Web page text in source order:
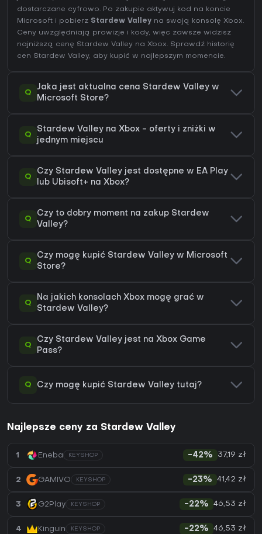
dostarczane cyfrowo. Po zakupie aktywuj kod na koncie
Microsoft i pobierz Stardew Valley na swoją konsolę Xbox.
Ceny uwzględniają prowizje i kody, więc zawsze widzisz
najniższą cenę Stardew Valley na Xbox. Sprawdź historię
cen Stardew Valley, aby kupić w najlepszym momencie.
Q
Jaka jest aktualna cena Stardew Valley w
Microsoft Store?
Q
Stardew Valley na Xbox - oferty i zniżki w
jednym miejscu
Q
Czy Stardew Valley jest dostępne w EA Play
lub Ubisoft+ na Xbox?
Q
Czy to dobry moment na zakup Stardew
Valley?
Q
Czy mogę kupić Stardew Valley w Microsoft
Store?
Q
Na jakich konsolach Xbox mogę grać w
Stardew Valley?
Q
Czy Stardew Valley jest na Xbox Game
Pass?
Q Czy mogę kupić Stardew Valley tutaj?
Najlepsze ceny za Stardew Valley
1 Eneba KEYSHOP -42% 37,19 zł
2 GAMIVO KEYSHOP -23% 41,42 zł
3 G2Play KEYSHOP -22% 46,53 zł
4 Kinguin KEYSHOP -22% 46,53 zł